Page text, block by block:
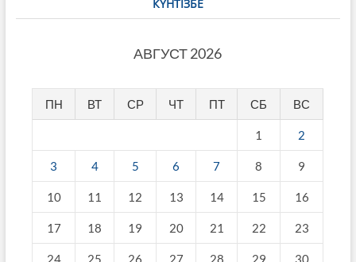
КҮНТІЗБЕ
АВГУСТ 2026
ПН ВТ СР ЧТ ПТ СБ ВС
1 2
3 4 5 6 7 8 9
10 11 12 13 14 15 16
17 18 19 20 21 22 23
24 25 26 27 28 29 30